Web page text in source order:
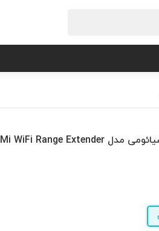
تقویت کننده وای‌فای شیائومی مدل Mi WiFi Range Extender